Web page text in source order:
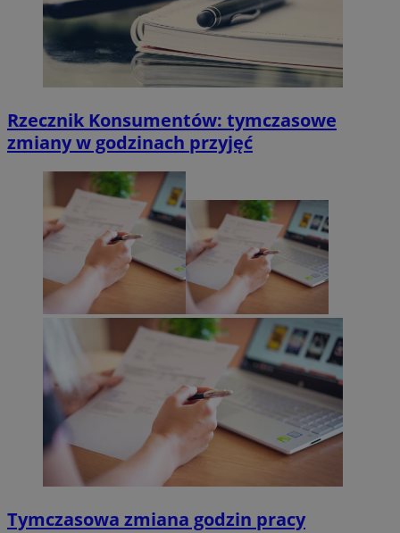
Rzecznik Konsumentów: tymczasowe
zmiany w godzinach przyjęć
Tymczasowa zmiana godzin pracy